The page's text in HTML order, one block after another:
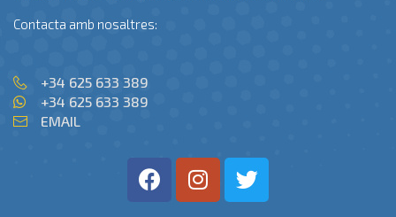
Contacta amb nosaltres:
+34 625 633 389
+34 625 633 389
EMAIL